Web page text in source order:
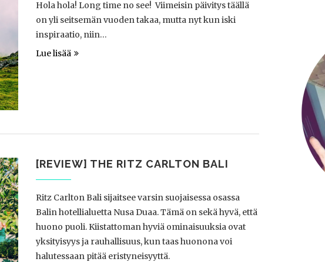
Hola hola! Long time no see! Viimeisin päivitys täällä
on yli seitsemän vuoden takaa, mutta nyt kun iski
inspiraatio, niin…
Lue lisää
[REVIEW] THE RITZ CARLTON BALI
Ritz Carlton Bali sijaitsee varsin suojaisessa osassa
Balin hotellialuetta Nusa Duaa. Tämä on sekä hyvä, että
huono puoli. Kiistattoman hyviä ominaisuuksia ovat
yksityisyys ja rauhallisuus, kun taas huonona voi
halutessaan pitää eristyneisyyttä.